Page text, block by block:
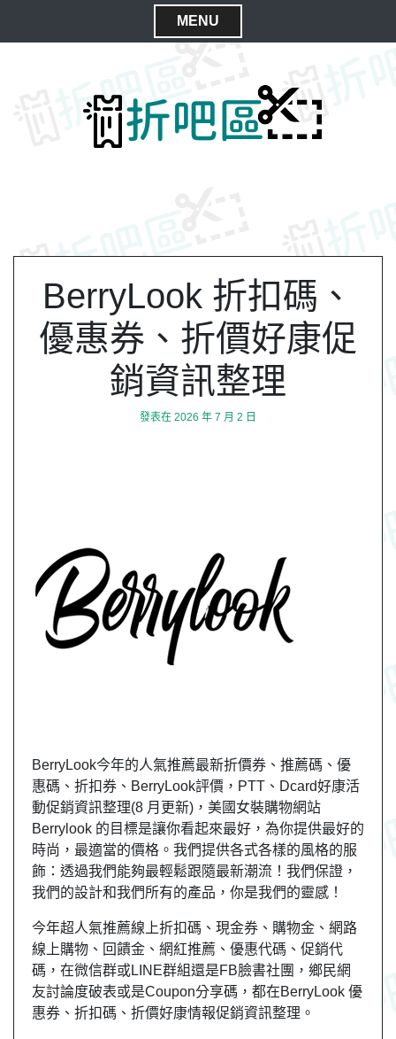
MENU
C
BerryLook 折扣碼、
優惠券、折價好康促
銷資訊整理
發表在 2026 年 7 月 2 日
BerryLook今年的人氣推薦最新折價券、推薦碼、優
惠碼、折扣券、BerryLook評價，PTT、Dcard好康活
動促銷資訊整理(8 月更新)，美國女裝購物網站
Berrylook 的目標是讓你看起來最好，為你提供最好的
時尚，最適當的價格。我們提供各式各樣的風格的服
飾：透過我們能夠最輕鬆跟隨最新潮流！我們保證，
我們的設計和我們所有的產品，你是我們的靈感！
今年超人氣推薦線上折扣碼、現金券、購物金、網路
線上購物、回饋金、網紅推薦、優惠代碼、促銷代
碼，在微信群或LINE群組還是FB臉書社團， 鄉民網
友討論度破表或是Coupon分享碼，都在BerryLook 優
惠券、折扣碼、折價好康情報促銷資訊整理。